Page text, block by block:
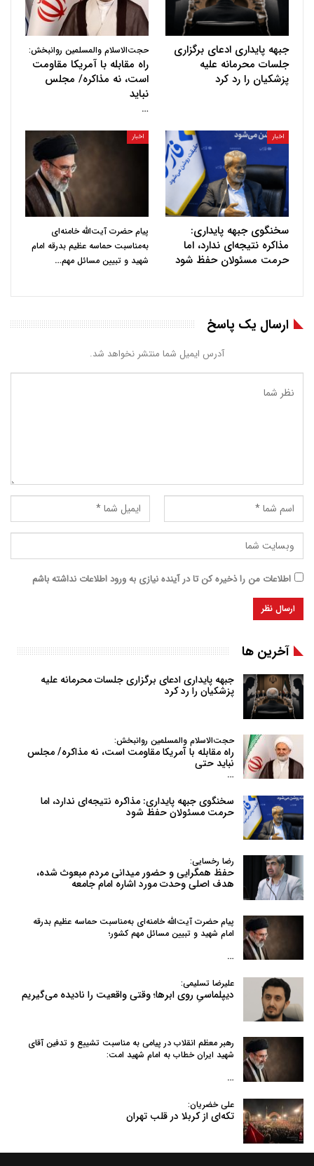
جبهه پایداری ادعای برگزاری
جلسات محرمانه علیه
پزشکیان را رد کرد
حجت‌الاسلام والمسلمین روانبخش:
راه مقابله با آمریکا مقاومت
است، نه مذاکره/ مجلس
نباید
…
اخبار
سخنگوی جبهه پایداری:
مذاکره نتیجه‌ای ندارد، اما
حرمت مسئولان حفظ شود
اخبار
پیام حضرت آیت‌الله خامنه‌ای
به‌مناسبت حماسه عظیم بدرقه امام
شهید و تبیین مسائل مهم…
ارسال یک پاسخ
آدرس ایمیل شما منتشر نخواهد شد.
اطلاعات من را ذخیره کن تا در آینده نیازی به ورود اطلاعات نداشته باشم
آخرین ها
جبهه پایداری ادعای برگزاری جلسات محرمانه علیه
پزشکیان را رد کرد
حجت‌الاسلام والمسلمین روانبخش:
راه مقابله با آمریکا مقاومت است، نه مذاکره/ مجلس
نباید حتی
…
سخنگوی جبهه پایداری: مذاکره نتیجه‌ای ندارد، اما
حرمت مسئولان حفظ شود
رضا رخسایی:
حفظ همگرایی و حضور میدانی مردم مبعوث شده،
هدف اصلی وحدت مورد اشاره امام جامعه
پیام حضرت آیت‌الله خامنه‌ای به‌مناسبت حماسه عظیم بدرقه
امام شهید و تبیین مسائل مهم کشور؛
…
علیرضا تسلیمی:
دیپلماسیِ روی ابرها؛ وقتی واقعیت را نادیده می‌گیریم
رهبر معظم انقلاب در پیامی به‌ مناسبت تشییع و تدفین آقای
شهید ایران خطاب به امام شهید امت:
…
علی خضریان:
تکه‌ای از کربلا در قلب تهران